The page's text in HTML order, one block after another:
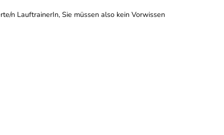
n LauftrainerIn, Sie müssen also kein Vorwissen